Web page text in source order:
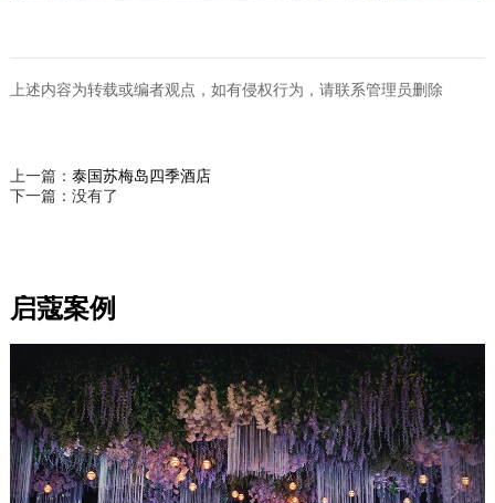
上述内容为转载或编者观点，如有侵权行为，请联系管理员删除
上一篇： 泰国苏梅岛四季酒店
下一篇：没有了
启蔻案例